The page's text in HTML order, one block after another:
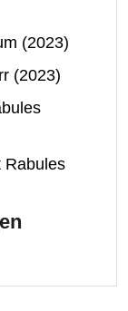
(2023)
(2023)
Rabules